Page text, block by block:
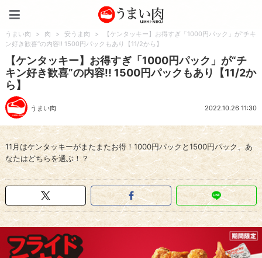
うまい肉 > 肉 > 安うま肉 >
【ケンタッキー】お得すぎ「1000円パック」が“チキ
ン好き歓喜”の内容!! 1500円パックもあり【11/2から】
【ケンタッキー】お得すぎ「1000円パック」が“チ
キン好き歓喜”の内容!! 1500円パックもあり【11/2か
ら】
うまい肉 2022.10.26 11:30
11月はケンタッキーがまたまたお得！1000円パックと1500円パック、あ
なたはどちらを選ぶ！？